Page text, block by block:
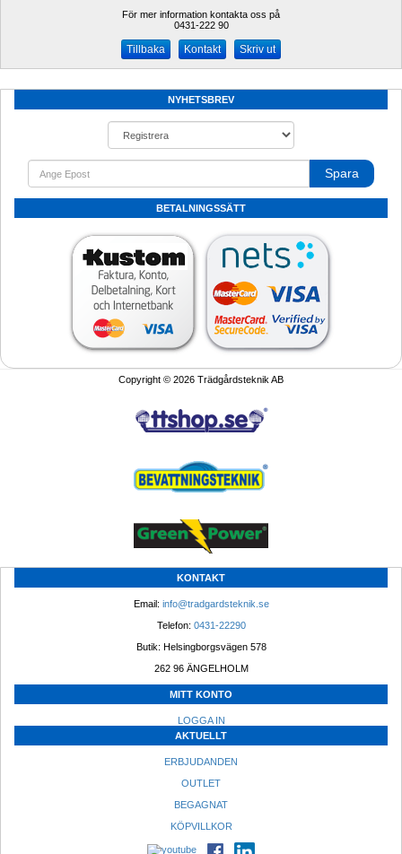
För mer information kontakta oss på
0431-222 90
Kontakt Skriv ut
NYHETSBREV
Spara
BETALNINGSSÄTT
Copyright © 2026 Trädgårdsteknik AB
KONTAKT
Email: info@tradgardsteknik.se
Telefon: 0431-22290
Butik: Helsingborgsvägen 578
262 96 ÄNGELHOLM
MITT KONTO
LOGGA IN
AKTUELLT
ERBJUDANDEN
OUTLET
BEGAGNAT
KÖPVILLKOR